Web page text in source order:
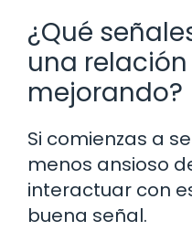
¿Qué
una
mejorando?
Si comienzas a
menos ansioso
interactuar con
buena señal.